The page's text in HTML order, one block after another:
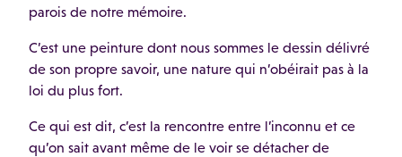
parois de notre mémoire.
C’est une peinture dont nous sommes le dessin délivré
de son propre savoir, une nature qui n’obéirait pas à la
loi du plus fort.
Ce qui est dit, c’est la rencontre entre l’inconnu et ce
qu’on sait avant même de le voir se détacher de